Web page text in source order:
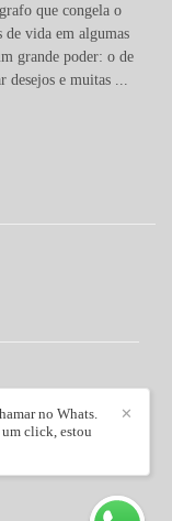
que congela o
de vida em algumas
grande poder: o de
e muitas ...
✕
no Whats.
click, estou